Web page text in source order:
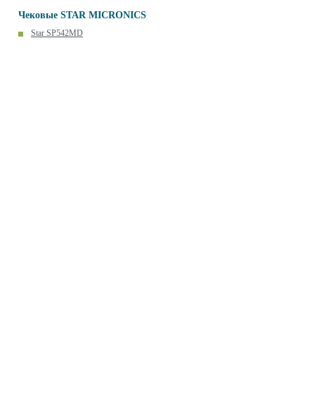
Чековые STAR MICRONICS
Star SP542MD